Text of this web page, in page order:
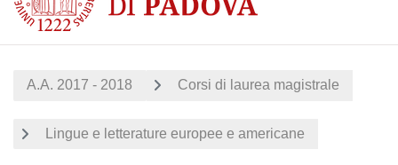
A.A. 2017 - 2018 Corsi di laurea magistrale
Lingue e letterature europee e americane